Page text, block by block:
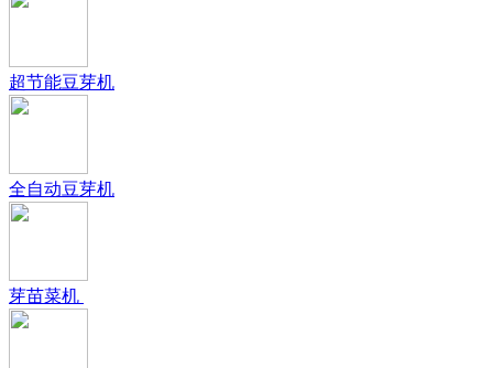
超节能豆芽机
全自动豆芽机
芽苗菜机